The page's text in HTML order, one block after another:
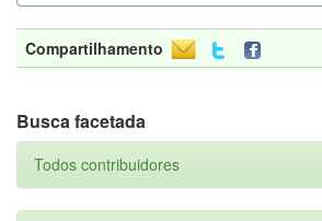
Compartilhamento
Busca facetada
Todos contribuidores